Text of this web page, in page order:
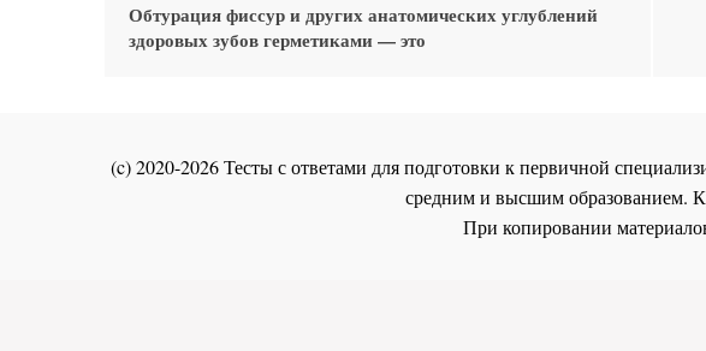
Обтурация фиссур и других анатомических углублений
здоровых зубов герметиками — это
(c) 2020-2026 Тесты с ответами для подготовки к первичной
средним и высшим образованием.
При копировании